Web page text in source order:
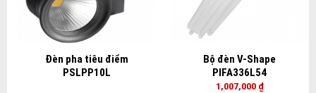
Đèn pha tiêu điểm
PSLPP10L
Bộ đèn V-Shape
PIFA336L54
1,007,000 ₫